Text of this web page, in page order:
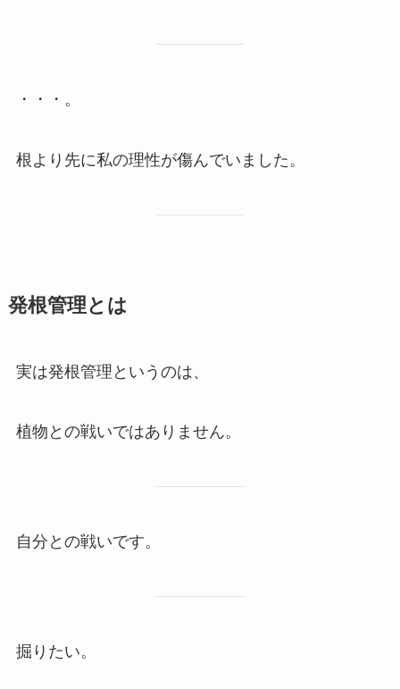
・・・。
根より先に私の理性が傷んでいました。
発根管理とは
実は発根管理というのは、
植物との戦いではありません。
自分との戦いです。
掘りたい。